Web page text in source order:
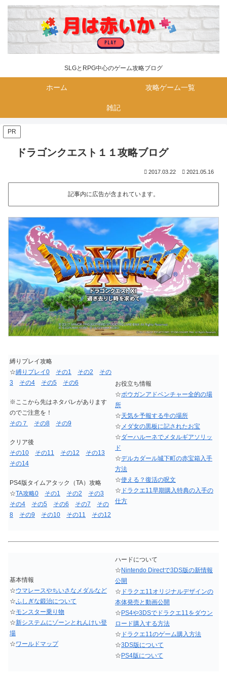
SLGとRPG中心のゲーム攻略ブログ
ホーム 攻略ゲーム一覧
雑記
PR
ドラゴンクエスト１１攻略ブログ
2017.03.22 2021.05.16
記事内に広告が含まれています。
縛りプレイ攻略
☆縛りプレイ0 その1 その2
その
3
その4 その5 その6
※ここから先はネタバレがあります
のでご注意を！
その７
その8 その9
クリア後
その10
その11 その12
その13
その14
PS4版タイムアタック（TA）攻略
☆TA攻略0 その1 その2
その3
その4
その5 その6 その7
その
8
その9 その10 その11 その12
お役立ち情報
☆ボウガンアドベンチャー全的の場
所
☆天気を予報する牛の場所
☆ メダ女の黒板に記されたお宝
☆ダーハルーネでメタルギアソリッ
ド
☆デルカダール城下町の赤宝箱入手
方法
☆使える？復活の呪文
☆ ドラクエ11早期購入特典の入手の
仕方
基本情報
☆ウマレースやちいさなメダルなど
☆ふしぎな鍛治について
☆モンスター乗り物
☆新システムにゾーンとれんけい登
場
☆ワールドマップ
ハードについて
☆Nintendo Directで3DS版の新情報
公開
☆ ドラクエ11オリジナルデザインの
本体発売と動画公開
☆PS4や3DSでドラクエ11をダウン
ロード購入する方法
☆ ドラクエ11のゲーム購入方法
☆3DS版について
☆PS4版について